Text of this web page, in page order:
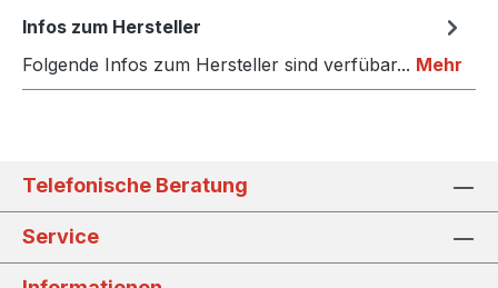
Infos zum Hersteller
Folgende Infos zum Hersteller sind verfübar... Mehr
Telefonische Beratung
Service